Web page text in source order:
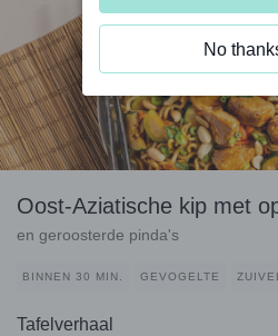
Oost-Aziatische kip met
en geroosterde pinda's
BINNEN 30 MIN. GEVOGELTE
Tafelverhaal
No